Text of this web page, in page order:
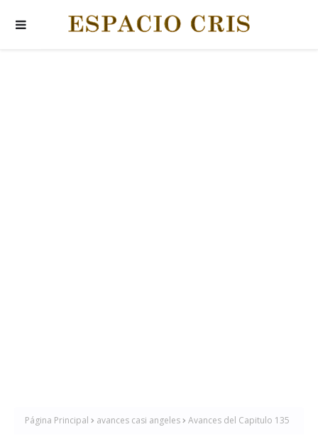
Página Principal avances casi angeles Avances del Capitulo 135